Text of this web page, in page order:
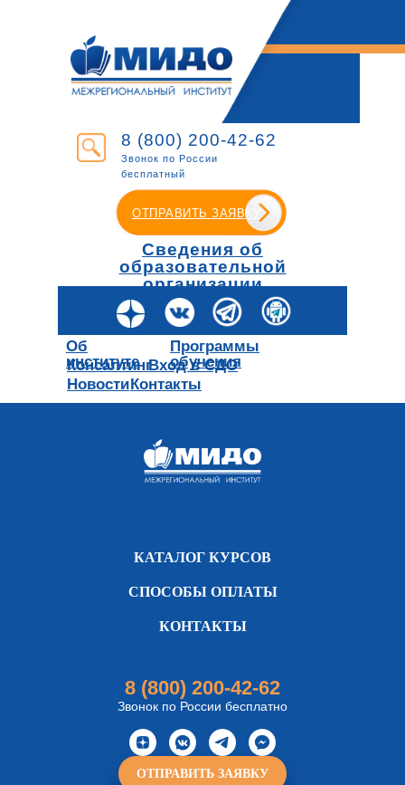
8 (800) 200-42-62
Звонок по России
бесплатный
ОТПРАВИТЬ ЗАЯВКУ
Сведения об
образовательной
организации
Об
институте
Программы
обучения
Консалтинг
Новости
Вход в СДО
Контакты
КАТАЛОГ КУРСОВ
СПОСОБЫ ОПЛАТЫ
КОНТАКТЫ
8 (800) 200-42-62
Звонок по России бесплатно
ОТПРАВИТЬ ЗАЯВКУ